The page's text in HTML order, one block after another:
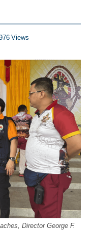
Views
Director George F.